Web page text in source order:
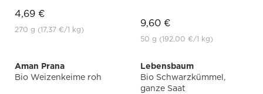
4,69 €
270 g (17,37 €/1 kg)
9,60 €
50 g (192,00 €/1 kg)
Aman Prana
Bio Weizenkeime roh
Lebensbaum
Bio Schwarzkümmel,
ganze Saat